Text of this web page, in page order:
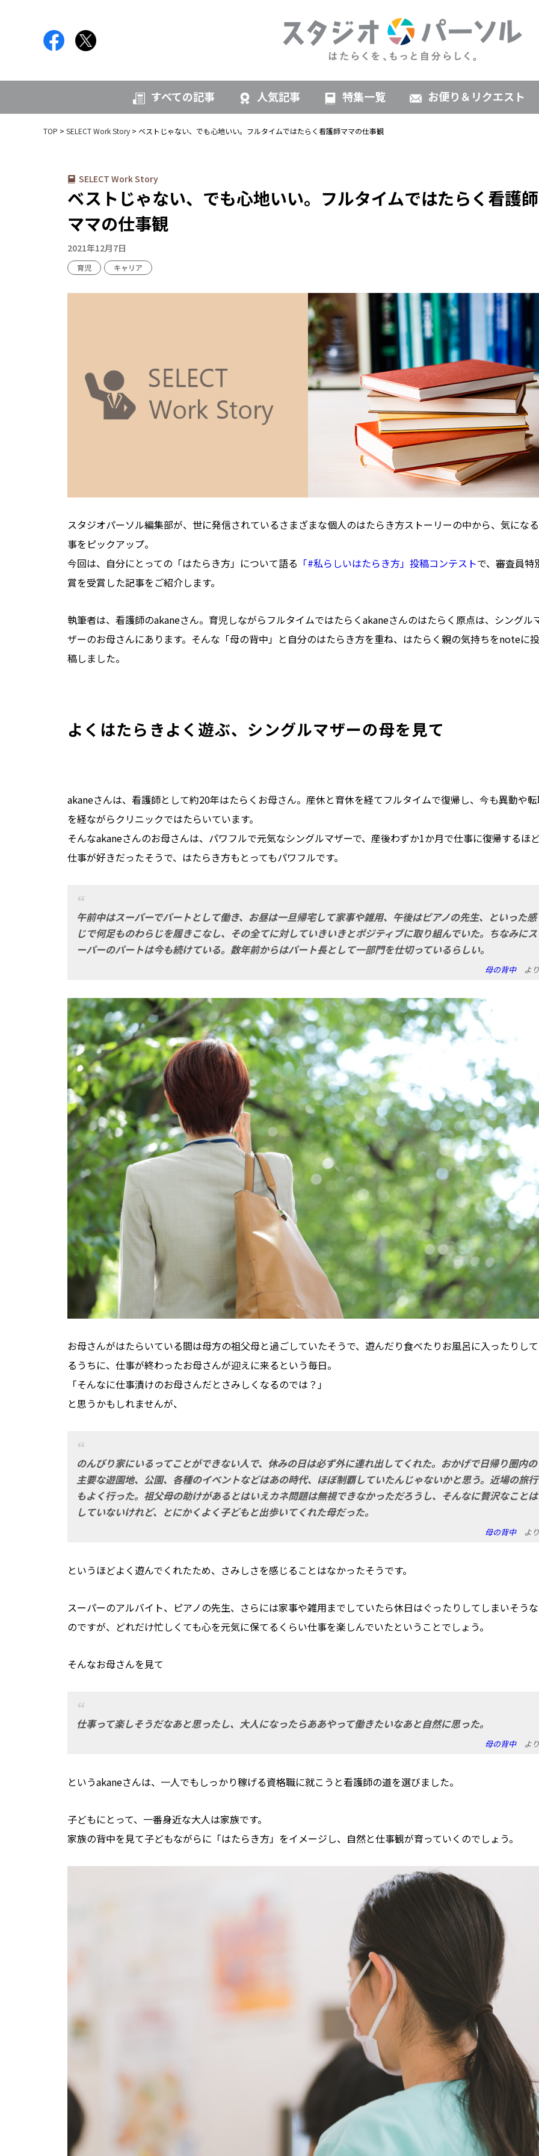
すべての記事 人気記事 特集一覧 お便り＆リクエスト
TOP SELECT Work Story ベストじゃない、でも心地いい。フルタイムではたらく看護師ママの仕事観
SELECT Work Story
ベストじゃない、でも心地いい。フルタイムではたらく看護師
ママの仕事観
2021年12月7日
育児 キャリア
スタジオパーソル編集部が、世に発信されているさまざまな個人のはたらき方ストーリーの中から、気にな
事をピックアップ。
今回は、自分にとっての「はたらき方」について語る 「#私らしいはたらき方」投稿コンテストで、審査員特
賞を受賞した記事をご紹介します。
執筆者は、看護師のakaneさん。育児しながらフルタイムではたらくakaneさんのはたらく原点は、シングル
ザーのお母さんにあります。そんな「母の背中」と自分のはたらき方を重ね、はたらく親の気持ちをnoteに投
稿しました。
よくはたらきよく遊ぶ、シングルマザーの母を見て
akaneさんは、看護師として約20年はたらくお母さん。産休と育休を経てフルタイムで復帰し、今も異動や
を経ながらクリニックではたらいています。
そんなakaneさんのお母さんは、パワフルで元気なシングルマザーで、産後わずか1か月で仕事に復帰するほ
仕事が好きだったそうで、はたらき方もとってもパワフルです。
午前中はスーパーでパートとして働き、お昼は一旦帰宅して家事や雑用、午後はピアノの先生、といった感
じで何足ものわらじを履きこなし、その全てに対していきいきとポジティブに取り組んでいた。ちなみにス
ーパーのパートは今も続けている。数年前からはパート長として一部門を仕切っているらしい。
母の背中より
お母さんがはたらいている間は母方の祖父母と過ごしていたそうで、遊んだり食べたりお風呂に入ったりし
るうちに、仕事が終わったお母さんが迎えに来るという毎日。
「そんなに仕事漬けのお母さんだとさみしくなるのでは？」
と思うかもしれませんが、
のんびり家にいるってことができない人で、休みの日は必ず外に連れ出してくれた。おかげで日帰り圏内の
主要な遊園地、公園、各種のイベントなどはあの時代、ほぼ制覇していたんじゃないかと思う。近場の旅行
もよく行った。祖父母の助けがあるとはいえカネ問題は無視できなかっただろうし、そんなに贅沢なことは
していないけれど、とにかくよく子どもと出歩いてくれた母だった。
母の背中より
というほどよく遊んでくれたため、さみしさを感じることはなかったそうです。
スーパーのアルバイト、ピアノの先生、さらには家事や雑用までしていたら休日はぐったりしてしまいそう
のですが、どれだけ忙しくても心を元気に保てるくらい仕事を楽しんでいたということでしょう。
そんなお母さんを見て
仕事って楽しそうだなあと思ったし、大人になったらああやって働きたいなあと自然に思った。
母の背中より
というakaneさんは、一人でもしっかり稼げる資格職に就こうと看護師の道を選びました。
子どもにとって、一番身近な大人は家族です。
家族の背中を見て子どもながらに「はたらき方」をイメージし、自然と仕事観が育っていくのでしょう。